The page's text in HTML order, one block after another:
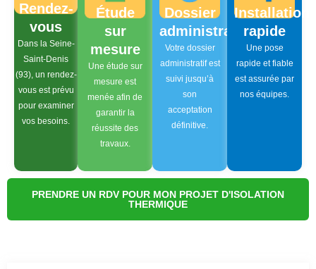
Rendez-
vous
Dans la Seine-
Saint-Denis
(93), un rendez-
vous est prévu
pour examiner
vos besoins.
Étude
sur
mesure
Une étude sur
mesure est
menée afin de
garantir la
réussite des
travaux.
Dossier
administratif
Votre dossier
administratif est
suivi jusqu’à
son
acceptation
définitive.
Installation
rapide
Une pose
rapide et fiable
est assurée par
nos équipes.
PRENDRE UN RDV POUR MON PROJET D'ISOLATION
THERMIQUE